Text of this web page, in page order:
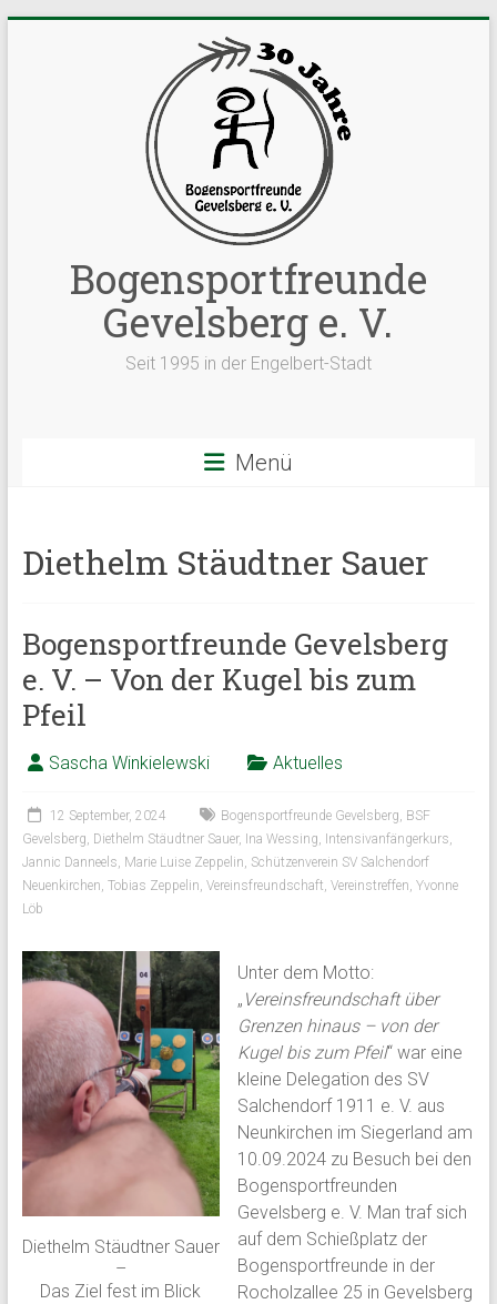
Bogensportfreunde
Gevelsberg e. V.
Seit 1995 in der Engelbert-Stadt
Menü
Diethelm Stäudtner Sauer
Bogensportfreunde Gevelsberg
e. V. – Von der Kugel bis zum
Pfeil
Sascha Winkielewski Aktuelles
12 September, 2024 Bogensportfreunde Gevelsberg, BSF
Gevelsberg, Diethelm Stäudtner Sauer, Ina Wessing, Intensivanfängerkurs,
Jannic Danneels, Marie Luise Zeppelin, Schützenverein SV Salchendorf
Neuenkirchen, Tobias Zeppelin, Vereinsfreundschaft, Vereinstreffen, Yvonne
Löb
Diethelm Stäudtner Sauer
–
Das Ziel fest im Blick
Unter dem Motto:
„ Vereinsfreundschaft über
Grenzen hinaus – von der
Kugel bis zum Pfeil“ war eine
kleine Delegation des SV
Salchendorf 1911 e. V. aus
Neunkirchen im Siegerland am
10.09.2024 zu Besuch bei den
Bogensportfreunden
Gevelsberg e. V. Man traf sich
auf dem Schießplatz der
Bogensportfreunde in der
Rocholzallee 25 in Gevelsberg